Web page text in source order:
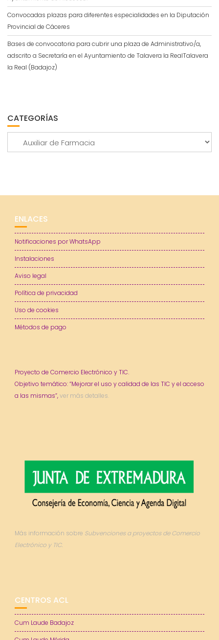
Convocadas plazas para diferentes especialidades en la Diputación
Provincial de Cáceres
Bases de convocatoria para cubrir una plaza de Administrativo/a,
adscrito a Secretaría en el Ayuntamiento de Talavera la RealTalavera
la Real (Badajoz)
CATEGORÍAS
ENLACES
Notificaciones por WhatsApp
Instalaciones
Aviso legal
Política de privacidad
Uso de cookies
Métodos de pago
Proyecto de Comercio Electrónico y TIC.
Objetivo temático: “Mejorar el uso y calidad de las TIC y el acceso
a las mismas”,ver más detalles.
Más información sobre Subvenciones a proyectos de Comercio
Electrónico y TIC.
CENTROS ACL
Cum Laude Badajoz